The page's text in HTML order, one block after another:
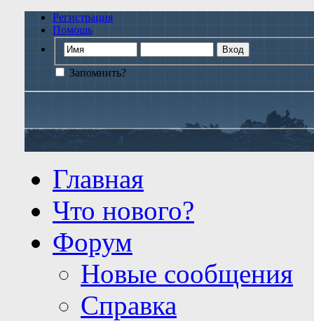
Регистрация
Помощь
Запомнить?
Главная
Что нового?
Форум
Новые сообщения
Справка